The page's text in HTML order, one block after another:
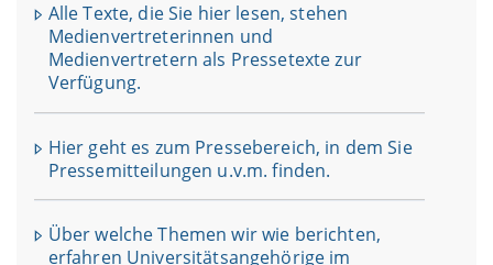
Alle Texte, die Sie hier lesen, stehen
Medienvertreterinnen und
Medienvertretern als Pressetexte zur
Verfügung.
Hier geht es zum Pressebereich, in dem Sie
Pressemitteilungen u.v.m. finden.
Über welche Themen wir wie berichten,
erfahren Universitätsangehörige im